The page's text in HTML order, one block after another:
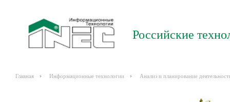
Российские
Главная Информационные технологии Анализ и планирование